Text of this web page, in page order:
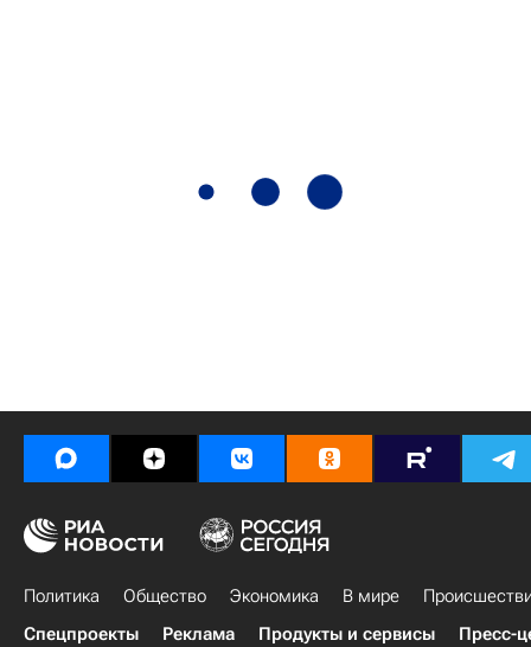
Политика Общество Экономика В мире
Спецпроекты
Реклама Продукты и сервисы Пресс-